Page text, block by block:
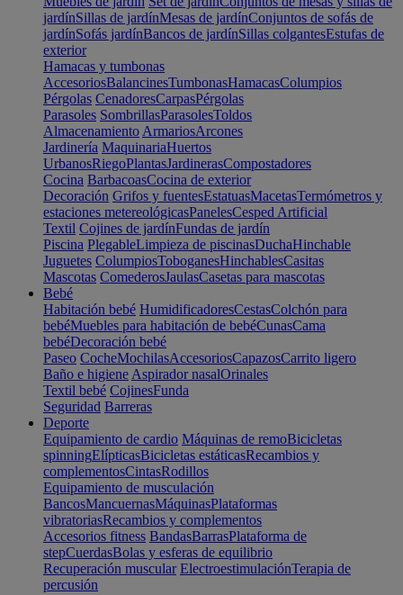
jardínSillas de jardínMesas de jardínConjuntos de sofás de
jardínSofás jardínBancos de jardínSillas colgantesEstufas de
exterior
Hamacas y tumbonas
AccesoriosBalancinesTumbonasHamacasColumpios
Pérgolas CenadoresCarpasPérgolas
Parasoles SombrillasParasolesToldos
Almacenamiento ArmariosArcones
Jardinería MaquinariaHuertos
UrbanosRiegoPlantasJardinerasCompostadores
Cocina BarbacoasCocina de exterior
Decoración Grifos y fuentesEstatuasMacetasTermómetros y
estaciones metereológicasPanelesCesped Artificial
Textil Cojines de jardínFundas de jardín
Piscina PlegableLimpieza de piscinasDuchaHinchable
Juguetes ColumpiosToboganesHinchablesCasitas
Mascotas ComederosJaulasCasetas para mascotas
Bebé
Habitación bebé HumidificadoresCestasColchón para
bebéMuebles para habitación de bebéCunasCama
bebéDecoración bebé
Paseo CocheMochilasAccesoriosCapazosCarrito ligero
Baño e higiene Aspirador nasalOrinales
Textil bebé CojinesFunda
Seguridad Barreras
Deporte
Equipamiento de cardio Máquinas de remoBicicletas
spinningElípticasBicicletas estáticasRecambios y
complementosCintasRodillos
Equipamiento de musculación
BancosMancuernasMáquinasPlataformas
vibratoriasRecambios y complementos
Accesorios fitness BandasBarrasPlataforma de
stepCuerdasBolas y esferas de equilibrio
Recuperación muscular ElectroestimulaciónTerapia de
percusión